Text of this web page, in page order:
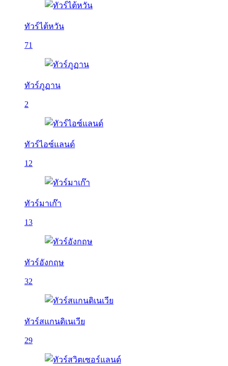
ทัวร์ไต้หวัน
71
ทัวร์ภูฏาน
2
ทัวร์ไอซ์แลนด์
12
ทัวร์มาเก๊า
13
ทัวร์อังกฤษ
32
ทัวร์สแกนดิเนเวีย
29